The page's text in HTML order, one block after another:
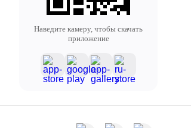
Наведите камеру, чтобы скачать
приложение